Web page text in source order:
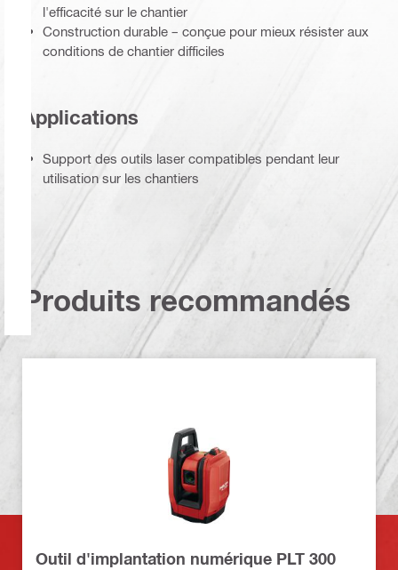
l'efficacité sur le chantier
Construction durable – conçue pour mieux résister aux
conditions de chantier difficiles
Applications
Support des outils laser compatibles pendant leur
utilisation sur les chantiers
Produits recommandés
Outil d'implantation numérique PLT 300